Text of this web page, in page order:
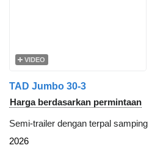
VIDEO
TAD Jumbo 30-3
Harga berdasarkan permintaan
Semi-trailer dengan terpal samping
2026